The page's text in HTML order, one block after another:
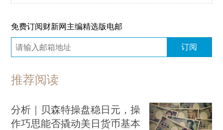
免费订阅财新网主编精选版电邮
订阅
推荐阅读
分析｜贝森特操盘稳日元，操
作巧思能否撬动美日货币基本